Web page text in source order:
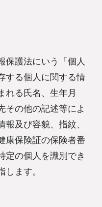
保護法にいう「個人
する個人に関する情
れる氏名、生年月
その他の記述等によ
報及び容貌、指紋、
康保険証の保険者番
定の個人を識別でき
します。